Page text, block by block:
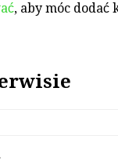
, aby móc dodać